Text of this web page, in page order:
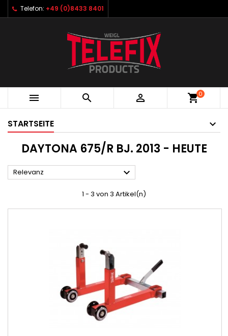
Telefon: +49 (0)8433 8401
   shopping_cart0
STARTSEITE
DAYTONA 675/R BJ. 2013 - HEUTE
Relevanz 
1 - 3 von 3 Artikel(n)